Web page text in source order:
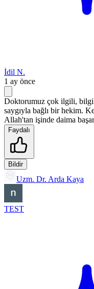
İdil N.
1 ay önce
Doktorumuz çok ilgili,
saygıyla bağlı bir hekim.
Allah'tan işinde daima
Faydalı
Bildir
Uzm. Dr. Arda Kaya
TEST